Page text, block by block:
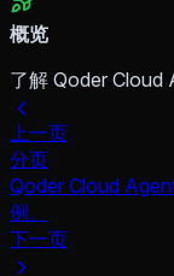
概览
了解 Qoder Cloud
上一页
分页
Qoder Cloud
例。
下一页